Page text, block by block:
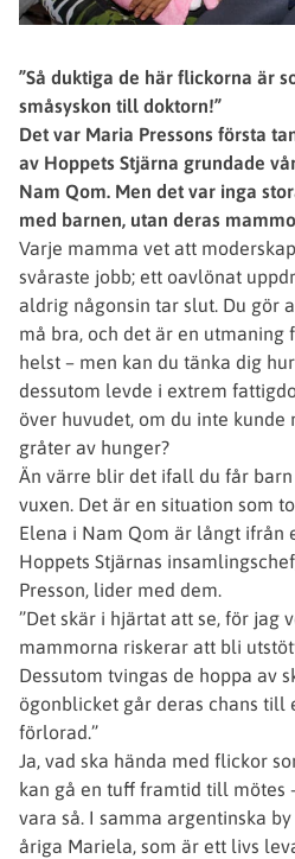
”Så duktiga de här flickorna är
småsyskon till doktorn!”
Det var Maria Pressons första
av Hoppets Stjärna grundade
Nam Qom. Men det var inga
med barnen, utan deras
Varje mamma vet att
svåraste jobb; ett oavlönat
aldrig någonsin tar slut. Du gör
må bra, och det är en utmaning
helst – men kan du tänka dig
dessutom levde i extrem
över huvudet, om du inte
gråter av hunger?
Än värre blir det ifall du får
vuxen. Det är en situation som
Elena i Nam Qom är långt ifrån
Hoppets Stjärnas
Presson, lider med dem.
”Det skär i hjärtat att se, för jag
mammorna riskerar att bli
Dessutom tvingas de hoppa av
ögonblicket går deras chans till
förlorad.”
Ja, vad ska hända med flickor
kan gå en tuff framtid till mötes
vara så. I samma argentinska
åriga Mariela, som är ett livs